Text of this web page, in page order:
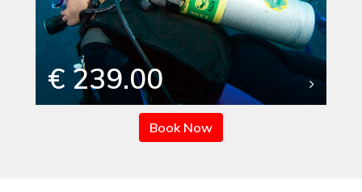
€ 239.00
Book Now